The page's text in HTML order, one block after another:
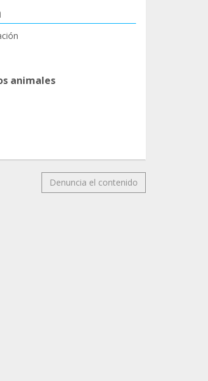
animales
Denuncia el contenido